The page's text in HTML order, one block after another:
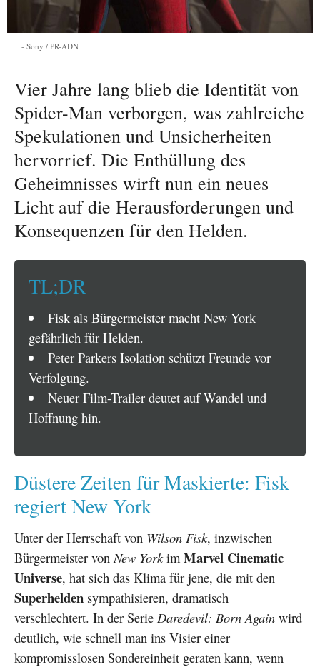
Sony / PR-ADN
Vier Jahre lang blieb die Identität von
Spider-Man verborgen, was zahlreiche
Spekulationen und Unsicherheiten
hervorrief. Die Enthüllung des
Geheimnisses wirft nun ein neues
Licht auf die Herausforderungen und
Konsequenzen für den Helden.
TL;DR
Fisk als Bürgermeister macht New York
gefährlich für Helden.
Peter Parkers Isolation schützt Freunde vor
Verfolgung.
Neuer Film-Trailer deutet auf Wandel und
Hoffnung hin.
Düstere Zeiten für Maskierte: Fisk
regiert New York
Unter der Herrschaft von Wilson Fisk, inzwischen
Bürgermeister von New Yorkim Marvel Cinematic
Universe, hat sich das Klima für jene, die mit den
Superhelden sympathisieren, dramatisch
verschlechtert. In der Serie Daredevil: Born Again wird
deutlich, wie schnell man ins Visier einer
kompromisslosen Sondereinheit geraten kann, wenn